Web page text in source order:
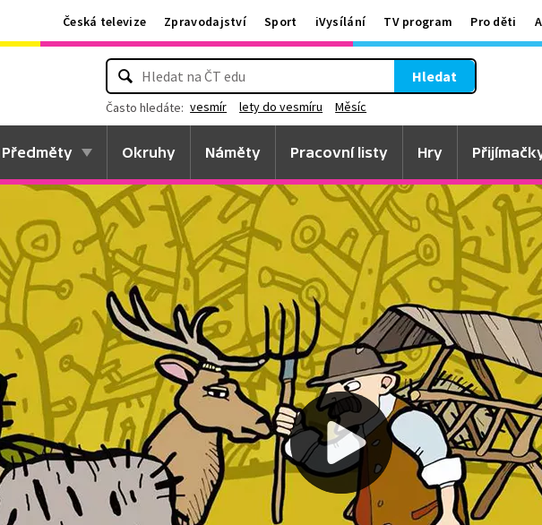
Česká televize Zpravodajství Sport iVysílání TV program Pro děti
Hledat
Často hledáte: vesmír lety do vesmíru Měsíc
Předměty Okruhy Náměty Pracovní listy Hry